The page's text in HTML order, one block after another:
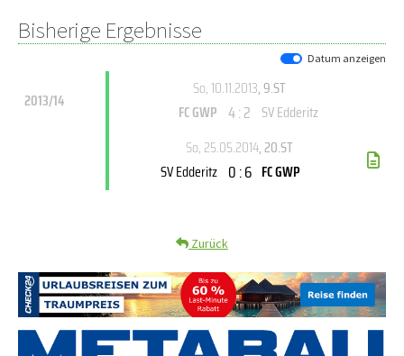
Bisherige Ergebnisse
Datum anzeigen
2013/14
So, 10.11.2013, 9.ST
FC GWP 4 : 2 SV Edderitz
So, 25.05.2014, 20.ST
SV Edderitz 0 : 6 FC GWP
Zurück